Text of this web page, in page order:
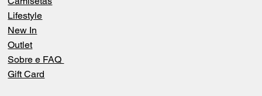
Lifestyle
New In
Outlet
Sobre e FAQ
Gift Card